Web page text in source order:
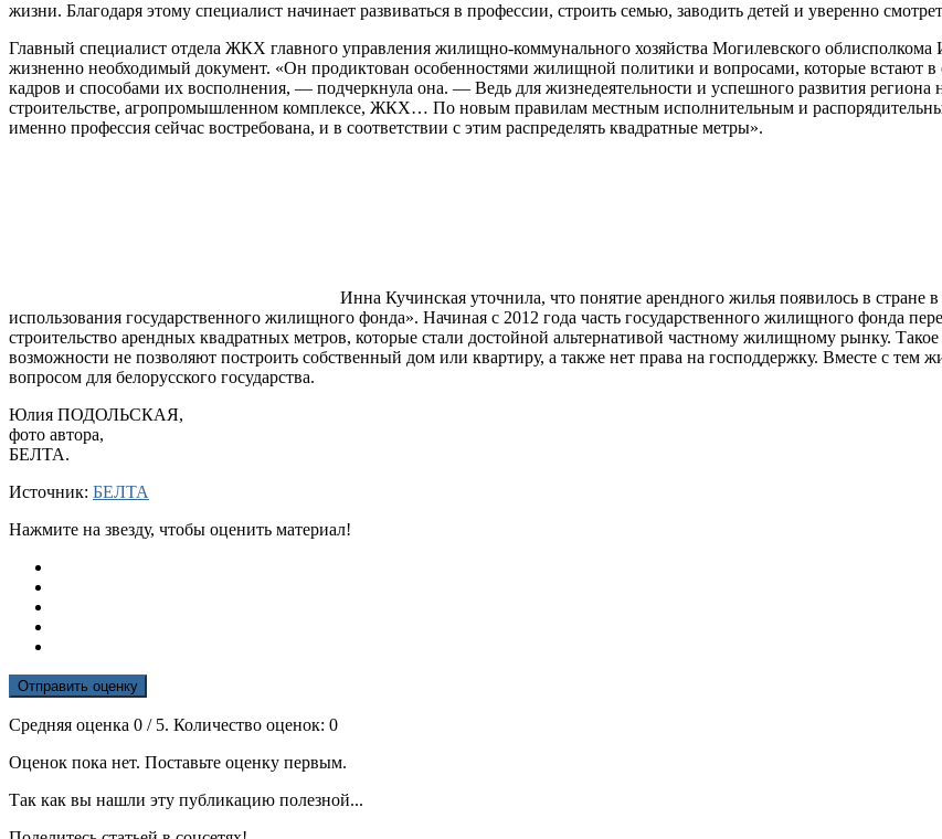
жизни. Благодаря этому специалист начинает развиваться в профессии, строить семью, заводить детей и уверенно
Главный специалист отдела ЖКХ главного управления жилищно-коммунального хозяйства Могилевского
жизненно необходимый документ. «Он продиктован особенностями жилищной политики и вопросами, которые встают в
кадров и способами их восполнения, — подчеркнула она. — Ведь для жизнедеятельности и успешного развития
строительстве, агропромышленном комплексе, ЖКХ… По новым правилам местным исполнительным и
именно профессия сейчас востребована, и в соответствии с этим распределять квадратные метры».
Инна Кучинская уточнила, что понятие арендного жилья появилось в стране
использования государственного жилищного фонда». Начиная с 2012 года часть государственного жилищного фонда
строительство арендных квадратных метров, которые стали достойной альтернативой частному жилищному рынку.
возможности не позволяют построить собственный дом или квартиру, а также нет права на господдержку. Вместе с
вопросом для белорусского государства.
Юлия ПОДОЛЬСКАЯ,
фото автора,
БЕЛТА.
Источник: БЕЛТА
Нажмите на звезду, чтобы оценить материал!
Отправить оценку
Средняя оценка 0 / 5. Количество оценок: 0
Оценок пока нет. Поставьте оценку первым.
Так как вы нашли эту публикацию полезной...